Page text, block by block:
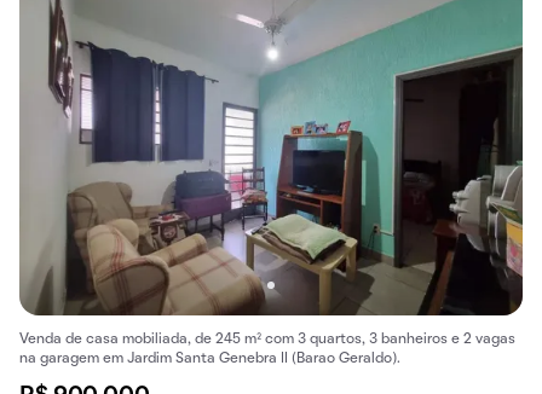
Venda de casa mobiliada, de 245 m² com 3 quartos, 3 banheiros e 2 vagas
na garagem em Jardim Santa Genebra II (Barao Geraldo).